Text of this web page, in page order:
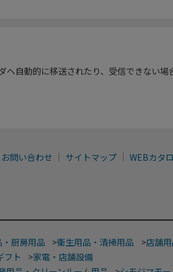
自動的に移送されたり、受信できない場
お問い合わせ サイトマップ WEBカタ
厨房用品 >衛生用品・清掃用品 >店舗
フト
>家電・店舗設備